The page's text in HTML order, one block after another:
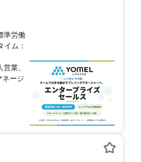
準労働
ム：
業、
ージ